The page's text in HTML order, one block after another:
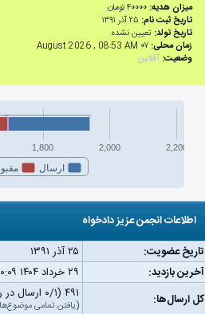
میزان هدیه: ۴۰۰۰۰ تومان
تاریخ ثبت نام: ۲۵ آذر ۱۳۹۱
تاریخ تولد: تعیین نشده
زمان محلی: ۰۷ August 2026 , 08:53 AM
وضعیت: آفلاین
ارسال
1,800 2,000 2,200
اطلاعات انجمن عزیز دادخواه
تاریخ عضویت:
۲۵ آذر ۱۳۹۱
آخرین بازدید:
۲۹ خرداد ۱۴۰۴ ۱۰:۰۹ ق.ظ
کل ارسال‌ها:
۴۹۱ (۰/۱ ارسال در روز | ۰/۱۳ درصد از کل ارسال‌ها)
(یافتن تمامی موضوع‌ها